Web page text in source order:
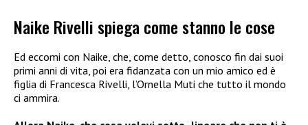
Naike Rivelli spiega come stanno le cose
Ed eccomi con Naike, che, come detto, conosco fin dai suoi
primi anni di vita, poi era fidanzata con un mio amico ed è
figlia di Francesca Rivelli, l’Ornella Muti che tutto il mondo
ci ammira.